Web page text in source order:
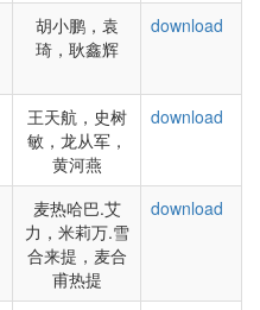
胡小鹏，袁
琦，耿鑫辉
download
王天航，史树
敏，龙从军，
黄河燕
download
麦热哈巴.艾
力，米莉万.雪
合来提，麦合
甫热提
download